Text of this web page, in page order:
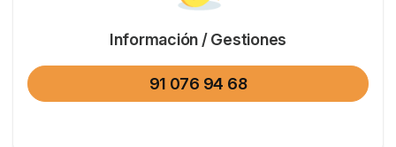
Información / Gestiones
91 076 94 68